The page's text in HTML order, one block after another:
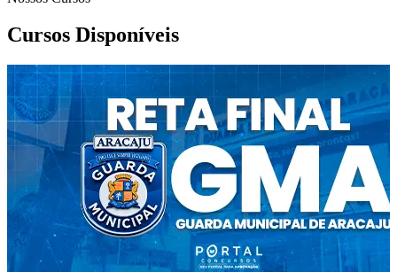
Cursos Disponíveis